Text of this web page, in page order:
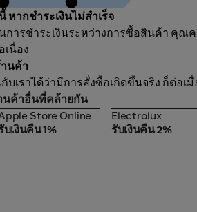
ากชำระเงินไม่สำเร็จ
ารชำระเงินระหว่างการซื้อสินค้า คุณ
นื่อง
นค้า
บเราได้ว่ามีการสั่งซื้อเกิดขึ้นจริง ก็ต่
นค้าอื่นที่คล้ายกัน
Store Online
Store Online
บเงินคืน 1%
Electrolux
Electrolux
รับเงินคืน 2%